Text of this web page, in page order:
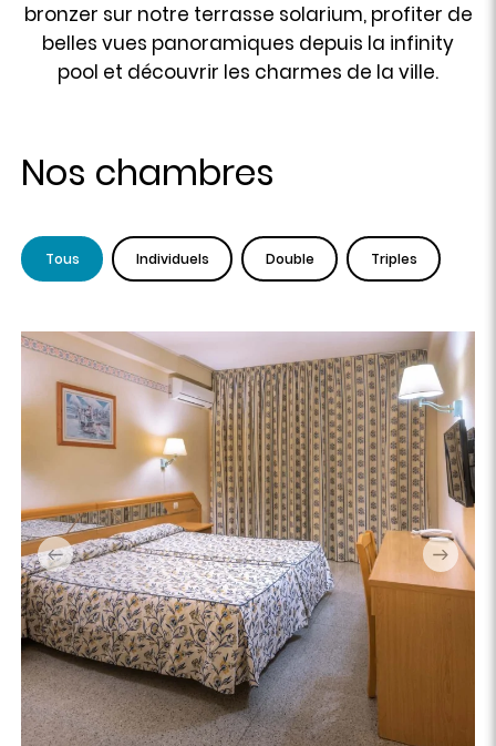
bronzer sur notre terrasse solarium, profiter de
belles vues panoramiques depuis la infinity
pool et découvrir les charmes de la ville.
Nos chambres
Tous Individuels Double Triples